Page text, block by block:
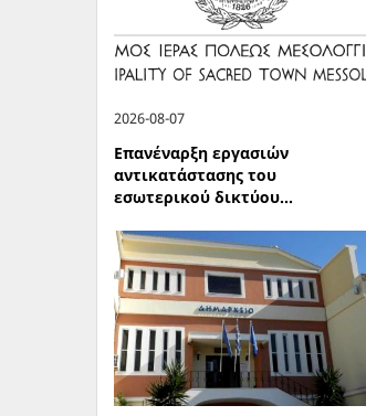
2026-08-07
Επανέναρξη εργασιών
αντικατάστασης του
εσωτερικού δικτύου...